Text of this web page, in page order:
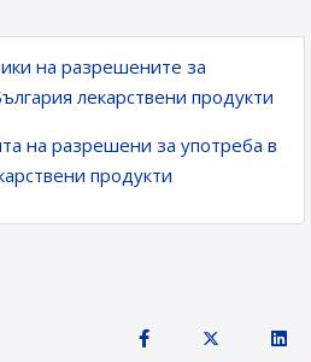
на разрешените за
лекарствени продукти
на разрешени за употреба в
продукти
за пациента / «Информация